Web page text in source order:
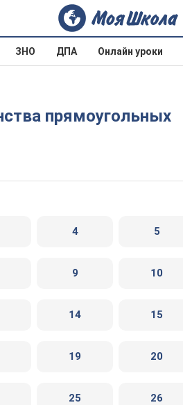
ЗНО ДПА Онлайн уроки
4 5
9 10
14 15
19 20
25 26